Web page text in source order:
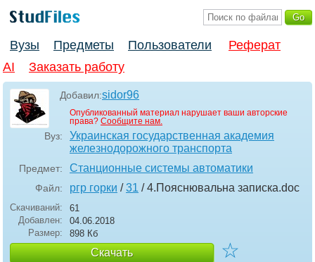
Вузы Предметы Пользователи
Реферат
AI
Заказать работу
Добавил:sidor96
Опубликованный материал нарушает ваши авторские
права? Сообщите нам.
Вуз:
Украинская государственная академия
железнодорожного транспорта
Предмет: Станционные системы автоматики
Файл: ргр горки /31 / 4.Пояснювальна записка.doc
Скачиваний:
61
Добавлен:
04.06.2018
Размер:
898 Кб
Скачать ☆